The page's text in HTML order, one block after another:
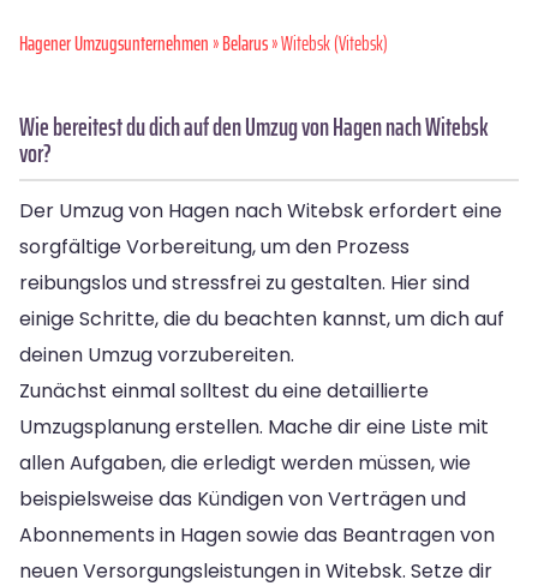
Hagener Umzugsunternehmen»Belarus» Witebsk (Vitebsk)
Wie bereitest du dich auf den Umzug von Hagen nach Witebsk
vor?
Der Umzug von Hagen nach Witebsk erfordert eine
sorgfältige Vorbereitung, um den Prozess
reibungslos und stressfrei zu gestalten. Hier sind
einige Schritte, die du beachten kannst, um dich auf
deinen Umzug vorzubereiten.
Zunächst einmal solltest du eine detaillierte
Umzugsplanung erstellen. Mache dir eine Liste mit
allen Aufgaben, die erledigt werden müssen, wie
beispielsweise das Kündigen von Verträgen und
Abonnements in Hagen sowie das Beantragen von
neuen Versorgungsleistungen in Witebsk. Setze dir